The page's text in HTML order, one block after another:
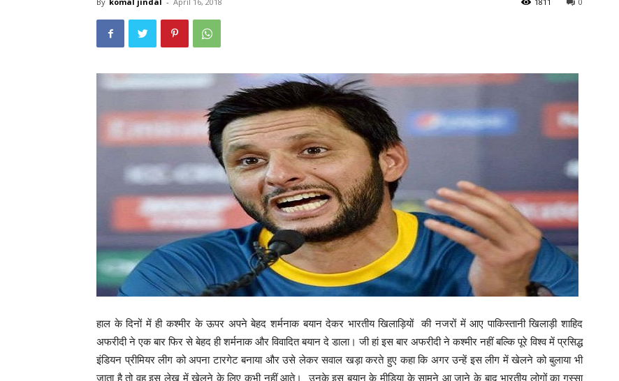
हाल के दिनों में ही कश्मीर के ऊपर अपने बेहद शर्मनाक बयान देकर भारतीय खिलाड़ियों की नजरों में आए पाकिस्तानी खिलाड़ी शाहिद
अफरीदी ने एक बार फिर से बेहद ही शर्मनाक और विवादित बयान दे डाला। जी हां इस बार अफरीदी ने कश्मीर नहीं बल्कि पूरे विश्व में प्रसिद्ध
इंडियन प्रीमियर लीग को अपना टारगेट बनाया और उसे लेकर सवाल खड़ा करते हुए कहा कि अगर उन्हें इस लीग में खेलने को बुलाया भी
जाता है तो वह इस लेख में खेलने के लिए कभी नहीं आते। उनके इस बयान के मीडिया के सामने आ जाने के बाद भारतीय लोगों का गुस्सा